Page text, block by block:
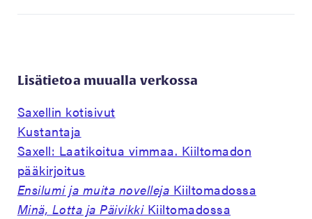
Lisätietoa muualla verkossa
Saxellin kotisivut
Kustantaja
Saxell: Laatikoitua vimmaa. Kiiltomadon
pääkirjoitus
Ensilumi ja muita novelleja Kiiltomadossa
Minä, Lotta ja PäivikkiKiiltomadossa